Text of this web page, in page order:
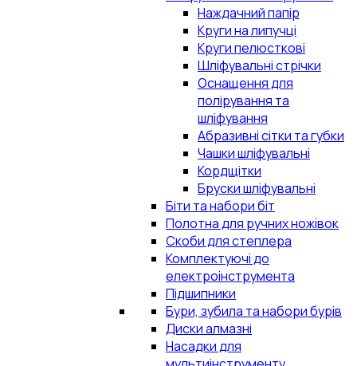
Наждачний папір
Круги на липучці
Круги пелюсткові
Шліфувальні стрічки
Оснащення для
полірування та
шліфування
Абразивні сітки та губки
Чашки шліфувальні
Кордщітки
Бруски шліфувальні
Біти та набори біт
Полотна для ручних ножівок
Скоби для степлера
Комплектуючі до
електроінструмента
Підшипники
Бури, зубила та набори бурів
Диски алмазні
Насадки для